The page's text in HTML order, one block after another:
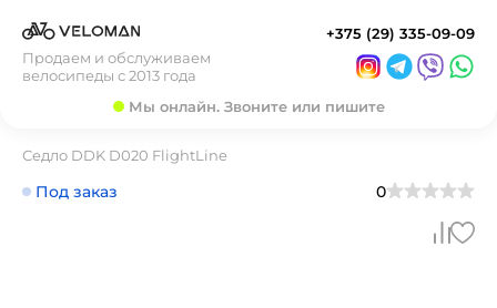
Продаем и обслуживаем
велосипеды с 2013 года
+375 (29) 335-09-09
Мы онлайн. Звоните или пишите
Седло DDK D020 FlightLine
Под заказ 0